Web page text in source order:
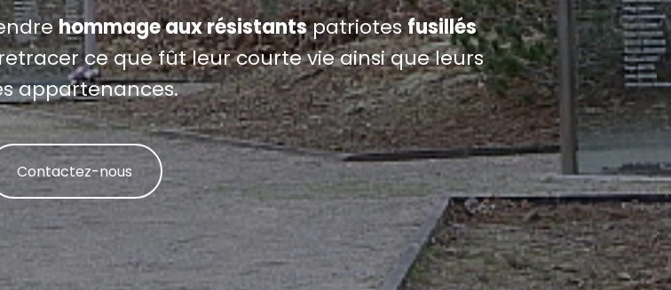
hommage aux résistantspatriotesfusillés
ce que fût leur courte vie ainsi que leurs
appartenances.
Contactez-nous